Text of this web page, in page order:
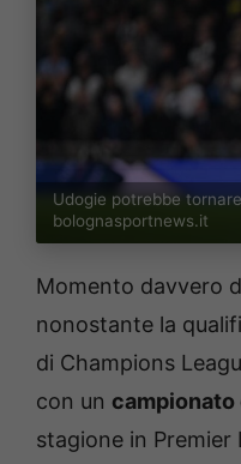
Udogie potrebbe
bolognasportnews.it
Momento davvero
nonostante la
di Champions
con un campionato
stagione in Premier